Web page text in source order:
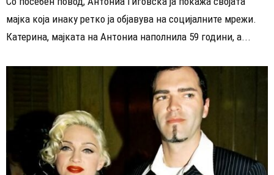
мајка која инаку ретко ја објавува на социјалните мрежи.
Катерина, мајката на Антониа наполнила 59 години, а...